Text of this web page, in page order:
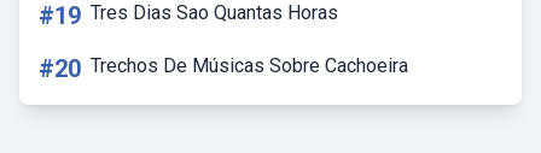
#19 Tres Dias Sao Quantas Horas
#20 Trechos De Músicas Sobre Cachoeira